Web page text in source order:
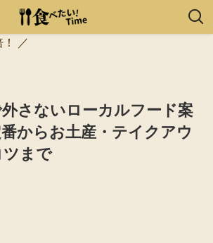
／
さないローカルフード案
からお土産・テイクアウ
ツまで